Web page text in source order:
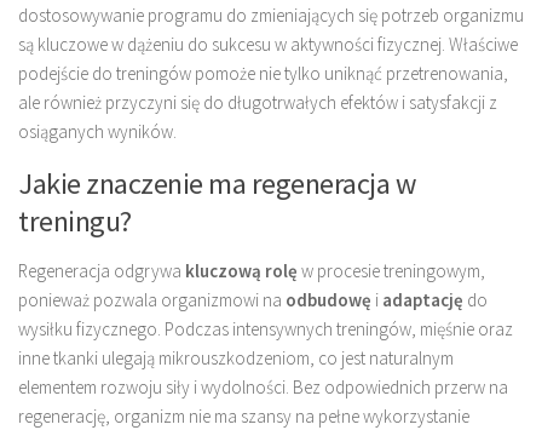
dostosowywanie programu do zmieniających się potrzeb organizmu
są kluczowe w dążeniu do sukcesu w aktywności fizycznej. Właściwe
podejście do treningów pomoże nie tylko uniknąć przetrenowania,
ale również przyczyni się do długotrwałych efektów i satysfakcji z
osiąganych wyników.
Jakie znaczenie ma regeneracja w
treningu?
Regeneracja odgrywa kluczową rolę w procesie treningowym,
ponieważ pozwala organizmowi na odbudowę i adaptację do
wysiłku fizycznego. Podczas intensywnych treningów, mięśnie oraz
inne tkanki ulegają mikrouszkodzeniom, co jest naturalnym
elementem rozwoju siły i wydolności. Bez odpowiednich przerw na
regenerację, organizm nie ma szansy na pełne wykorzystanie